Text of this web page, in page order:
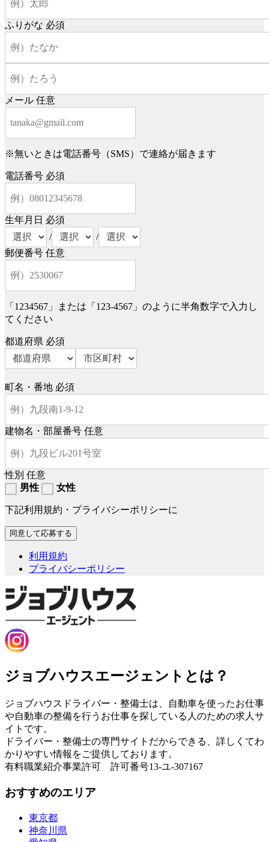
ふりがな 必須
メール 任意
※無いときは電話番号（SMS）で連絡が届きます
電話番号 必須
生年月日 必須
/
/
郵便番号 任意
「1234567」または「123-4567」のように半角数字で入力し
てください
都道府県 必須
町名・番地 必須
建物名・部屋番号 任意
性別 任意
男性
女性
下記利用規約・プライバシーポリシーに
利用規約
プライバシーポリシー
ジョブハウスエージェントとは？
ジョブハウスドライバー・整備士は、自動車を使ったお仕事
や自動車の整備を行うお仕事を探している人のための求人サ
イトです。
ドライバー・整備士の専門サイトだからできる、詳しくてわ
かりやすい情報をご提供しております。
有料職業紹介事業許可 許可番号13-ユ-307167
おすすめのエリア
東京都
神奈川県